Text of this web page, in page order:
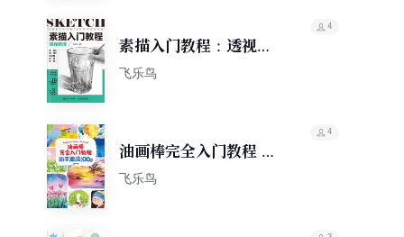
素描入门教程：透视原
理
飞乐鸟
4
油画棒完全入门教程 新
手速涂100例
飞乐鸟
4